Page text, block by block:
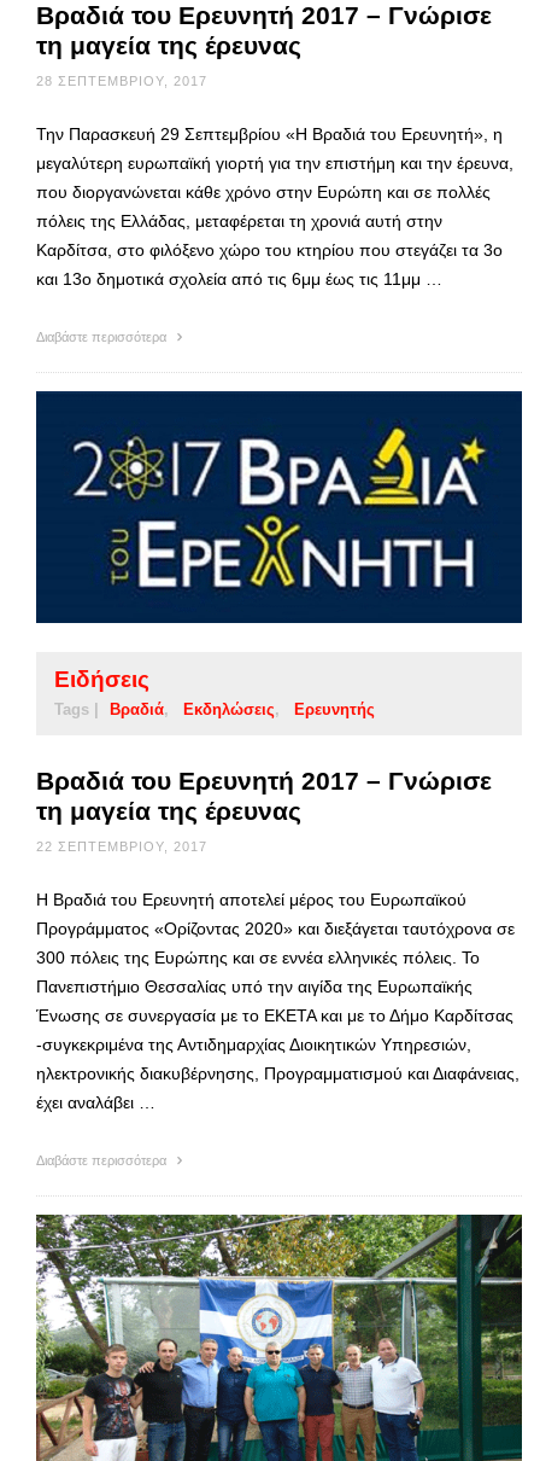
Βραδιά του Ερευνητή 2017 – Γνώρισε
τη μαγεία της έρευνας
28 ΣΕΠΤΕΜΒΡΊΟΥ, 2017
Την Παρασκευή 29 Σεπτεμβρίου «Η Βραδιά του Ερευνητή», η
μεγαλύτερη ευρωπαϊκή γιορτή για την επιστήμη και την έρευνα,
που διοργανώνεται κάθε χρόνο στην Ευρώπη και σε πολλές
πόλεις της Ελλάδας, μεταφέρεται τη χρονιά αυτή στην
Καρδίτσα, στο φιλόξενο χώρο του κτηρίου που στεγάζει τα 3ο
και 13ο δημοτικά σχολεία από τις 6μμ έως τις 11μμ …
Διαβάστε περισσότερα
Ειδήσεις
Tags | Βραδιά Εκδηλώσεις Ερευνητής
Βραδιά του Ερευνητή 2017 – Γνώρισε
τη μαγεία της έρευνας
22 ΣΕΠΤΕΜΒΡΊΟΥ, 2017
Η Βραδιά του Ερευνητή αποτελεί μέρος του Ευρωπαϊκού
Προγράμματος «Ορίζοντας 2020» και διεξάγεται ταυτόχρονα σε
300 πόλεις της Ευρώπης και σε εννέα ελληνικές πόλεις. Το
Πανεπιστήμιο Θεσσαλίας υπό την αιγίδα της Ευρωπαϊκής
Ένωσης σε συνεργασία με το ΕΚΕΤΑ και με το Δήμο Καρδίτσας
-συγκεκριμένα της Αντιδημαρχίας Διοικητικών Υπηρεσιών,
ηλεκτρονικής διακυβέρνησης, Προγραμματισμού και Διαφάνειας,
έχει αναλάβει …
Διαβάστε περισσότερα